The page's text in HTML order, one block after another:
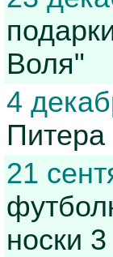
Воля"
4
Питера
21
носки